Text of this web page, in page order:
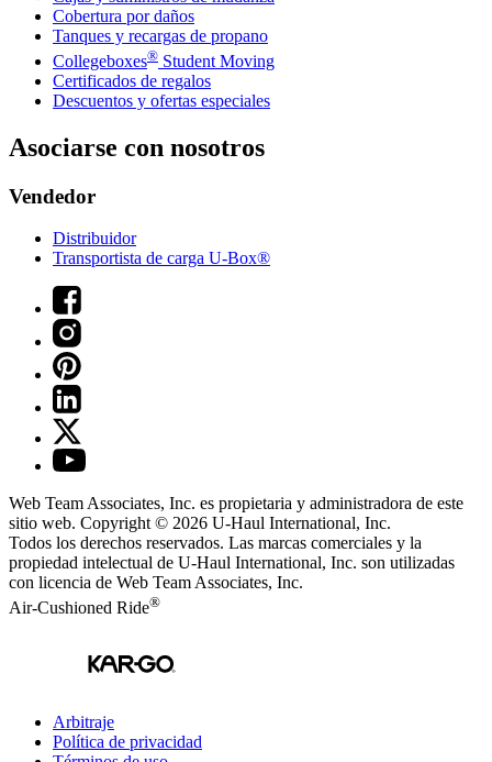
Cobertura por daños
Tanques y recargas de propano
Collegeboxes® Student Moving
Certificados de regalos
Descuentos y ofertas especiales
Asociarse con nosotros
Vendedor
Distribuidor
Transportista de carga U-Box®
Web Team Associates, Inc. es propietaria y administradora de este
sitio web. Copyright © 2026 U-Haul International, Inc.
Todos los derechos reservados. Las marcas comerciales y la
propiedad intelectual de U-Haul International, Inc. son utilizadas
con licencia de Web Team Associates, Inc.
Air-Cushioned Ride®
Arbitraje
Política de privacidad